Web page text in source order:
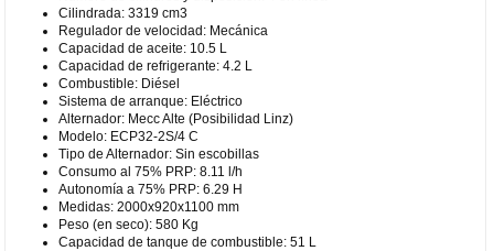
Cilindrada: 3319 cm3
Regulador de velocidad: Mecánica
Capacidad de aceite: 10.5 L
Capacidad de refrigerante: 4.2 L
Combustible: Diésel
Sistema de arranque: Eléctrico
Alternador: Mecc Alte (Posibilidad Linz)
Modelo: ECP32-2S/4 C
Tipo de Alternador: Sin escobillas
Consumo al 75% PRP: 8.11 l/h
Autonomía a 75% PRP: 6.29 H
Medidas: 2000x920x1100 mm
Peso (en seco): 580 Kg
Capacidad de tanque de combustible: 51 L